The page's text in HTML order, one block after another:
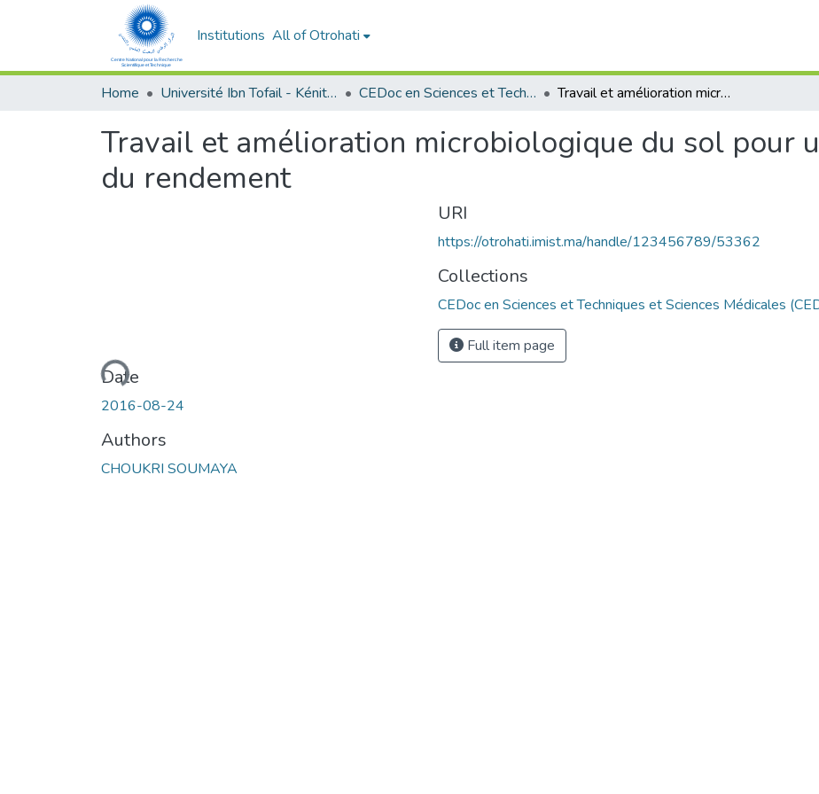
Institutions All of Otrohati
Home Université Ibn Tofail - Kénitra CEDoc en Sciences et Techniques et Sciences Médicales (CED - STSM) Travail et amélioration microbiologique du sol pour une augmentation du rendement
Travail et amélioration microbiologique du sol pour
du rendement
Loading...
Date
2016-08-24
Authors
CHOUKRI SOUMAYA
URI
https://otrohati.imist.ma/handle/123456789/53362
Collections
CEDoc en Sciences et Techniques et Sciences Médicales
Full item page